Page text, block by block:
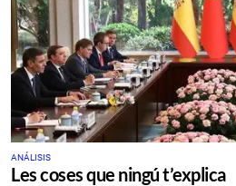
ANÁLISIS
Les coses que ningú t’explica